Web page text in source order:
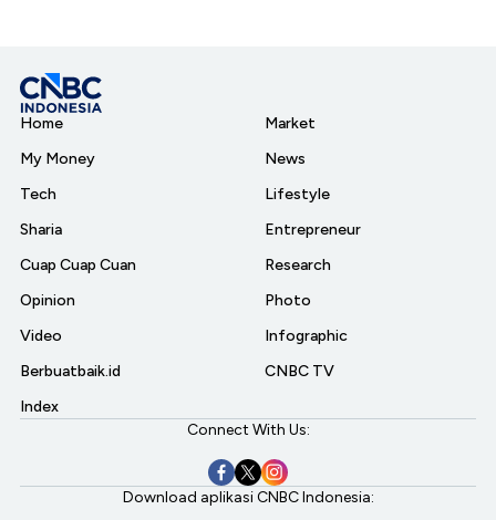
Home
My Money
Tech
Sharia
Cuap Cuap Cuan
Opinion
Video
Berbuatbaik.id
Index
Market
News
Lifestyle
Entrepreneur
Research
Photo
Infographic
CNBC TV
Connect With Us:
Download aplikasi CNBC Indonesia: